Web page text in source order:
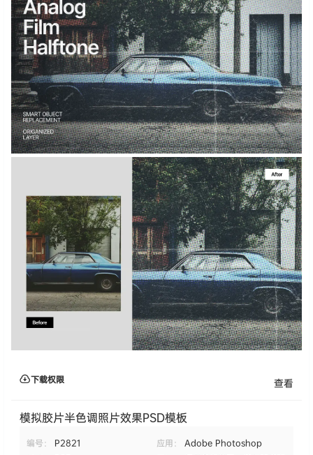
下载权限 查看
模拟胶片半色调照片效果PSD模板
编号： P2821 应用：
Adobe Photoshop